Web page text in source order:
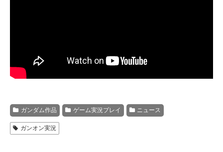
ガンダム作品 ゲーム実況プレイ ニュース
ガンオン実況